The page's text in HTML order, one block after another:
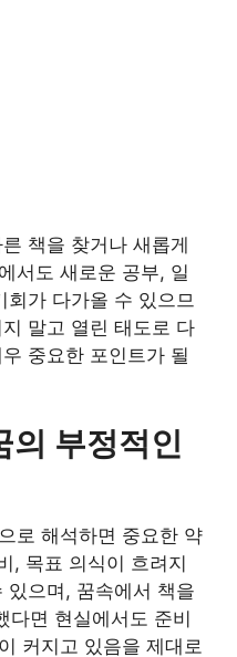
책을 찾거나 새롭게
서도 새로운 공부, 일
가 다가올 수 있으므
말고 열린 태도로 다
중요한 포인트가 될
의 부정적인
로 해석하면 중요한 약
, 목표 의식이 흐려지
있으며, 꿈속에서 책을
다면 현실에서도 준비
커지고 있음을 제대로